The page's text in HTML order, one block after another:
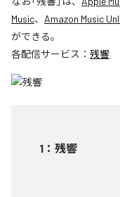
Music、 Amazon Music
ができる。
各配信サービス： 残響
1 ： 残響